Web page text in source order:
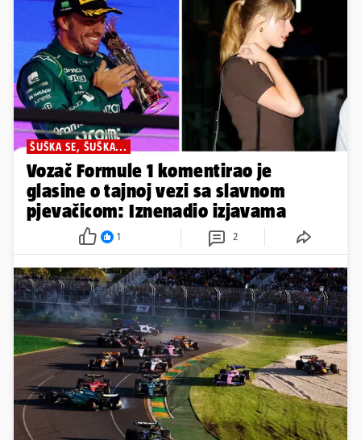
ŠUŠKA SE, ŠUŠKA...
Vozač Formule 1 komentirao je
glasine o tajnoj vezi sa slavnom
pjevačicom: Iznenadio izjavama
1 2